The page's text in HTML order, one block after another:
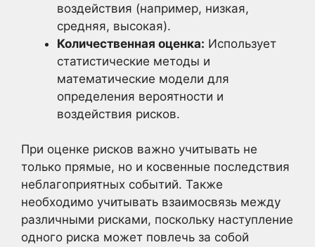
воздействия (например, низкая,
средняя, высокая).
Количественная оценка: Использует
статистические методы и
математические модели для
определения вероятности и
воздействия рисков.
При оценке рисков важно учитывать не
только прямые, но и косвенные последствия
неблагоприятных событий. Также
необходимо учитывать взаимосвязь между
различными рисками, поскольку наступление
одного риска может повлечь за собой